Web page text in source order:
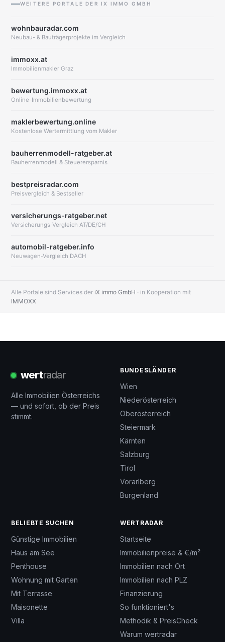
WEITERE PORTALE DER IX IMMO GMBH
wohnbauradar.com
Neubau- & Bauträgerprojekte im Vergleich
immoxx.at
Immobilienmakler Graz
bewertung.immoxx.at
Online-Immobilienbewertung
maklerbewertung.online
Kostenlose Wertermittlung vom Makler
bauherrenmodell-ratgeber.at
Bauherrenmodell & Steuerersparnis
bestpreisradar.com
Preisvergleich & Bestseller
versicherungs-ratgeber.net
Versicherungs-Vergleich AT/DE/CH
automobil-ratgeber.info
Neuwagen-Vergleich DACH
Alle Portale sind Services der iX immo GmbH · in Kooperation mit
IMMOXX
wertradar
Alle Immobilien Österreichs
— und sofort, ob der Preis
stimmt.
BUNDESLÄNDER
Wien
Niederösterreich
Oberösterreich
Steiermark
Kärnten
Salzburg
Tirol
Vorarlberg
Burgenland
BELIEBTE SUCHEN
Günstige Immobilien
Haus am See
Penthouse
Wohnung mit Garten
Mit Terrasse
Maisonette
Villa
WERTRADAR
Startseite
Immobilienpreise & €/m²
Immobilien nach Ort
Immobilien nach PLZ
Finanzierung
So funktioniert's
Methodik & PreisCheck
Warum wertradar